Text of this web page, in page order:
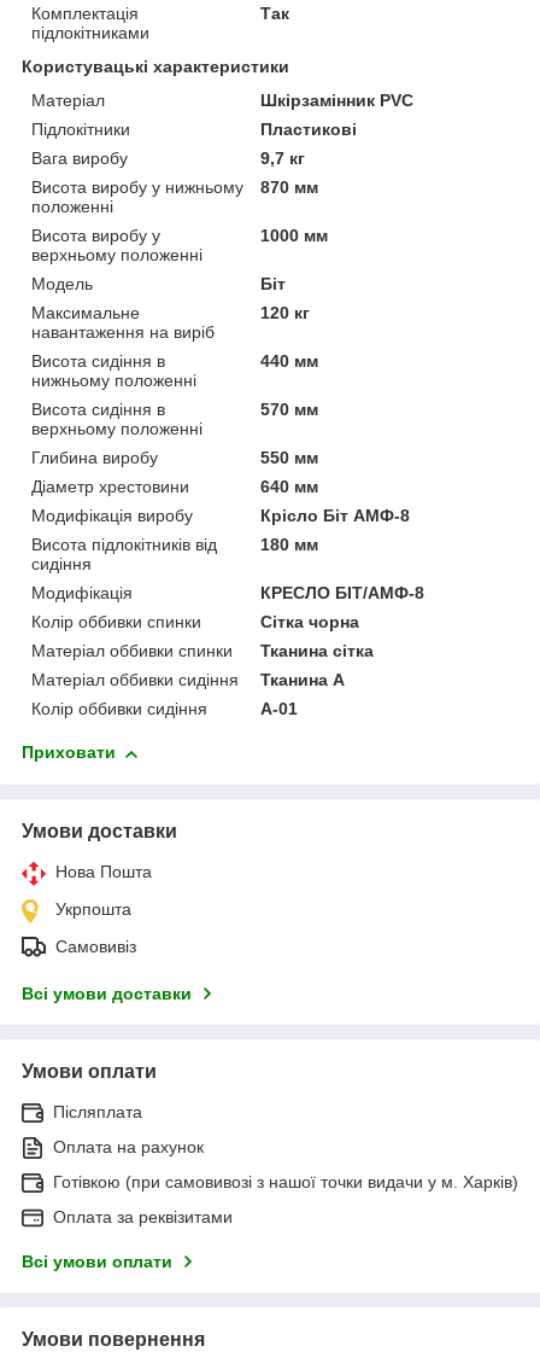
Комплектація
підлокітниками
Так
Користувацькі характеристики
Матеріал
Шкірзамінник PVC
Підлокітники
Пластикові
Вага виробу
9,7 кг
Висота виробу у нижньому
положенні
870 мм
Висота виробу у
верхньому положенні
1000 мм
Мoдель
Біт
Максимальне
навантаження на виріб
120 кг
Висота сидіння в
нижньому положенні
440 мм
Висота сидіння в
верхньому положенні
570 мм
Глибина виробу
550 мм
Діаметр хрестовини
640 мм
Модифікація виробу
Крісло Біт АМФ-8
Висота підлокітників від
сидіння
180 мм
Модифікація
КРЕСЛО БІТ/АМФ-8
Колір оббивки спинки
Сітка чорна
Матеріал оббивки спинки
Тканина сітка
Матеріал оббивки сидіння
Тканина А
Колір оббивки сидіння
А-01
Приховати
Умови доставки
Нова Пошта
Укрпошта
Самовивіз
Всі умови доставки
Умови оплати
Післяплата
Оплата на рахунок
Готівкою (при самовивозі з нашої точки видачи у м. Харків)
Оплата за реквізитами
Всі умови оплати
Умови повернення